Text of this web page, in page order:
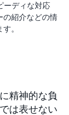
ーディな対応
の紹介などの情
。
精神的な負
は表せない